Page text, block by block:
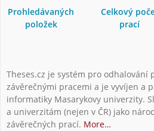
Prohledávaných
položek
Celkový
prací
Theses.cz je systém pro odhalování
závěrečnými pracemi a je vyvíjen a
informatiky Masarykovy univerzity.
a univerzitám (nejen v ČR) jako
závěrečných prací. More…